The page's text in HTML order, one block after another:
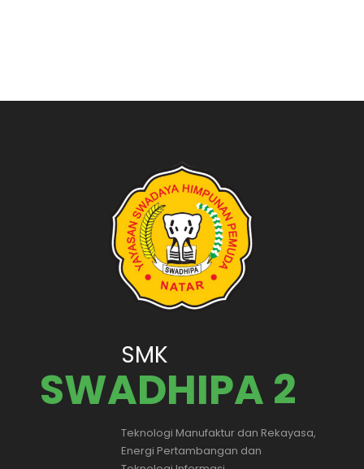
SMK
SWADHIPA 2
Teknologi Manufaktur dan Rekayasa,
Energi Pertambangan dan